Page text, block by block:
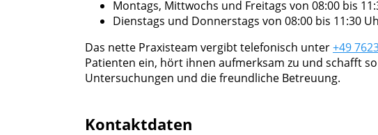
Montags, Mittwochs und Freitags von 08:00 bis
Dienstags und Donnerstags von 08:00 bis 11:30
Das nette Praxisteam vergibt telefonisch unter+49
Patienten ein, hört ihnen aufmerksam zu und schafft
Untersuchungen und die freundliche Betreuung.
Kontaktdaten